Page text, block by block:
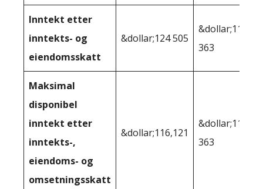
Inntekt etter
inntekts- og
eiendomsskatt
&dollar;124 505
&dollar;115
363
Maksimal
disponibel
inntekt etter
inntekts-,
eiendoms- og
omsetningsskatt
&dollar;116,121
&dollar;115
363